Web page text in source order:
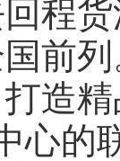
程
前
造
心的